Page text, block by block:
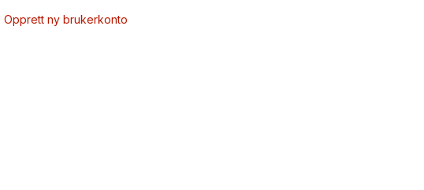
Opprett ny brukerkonto